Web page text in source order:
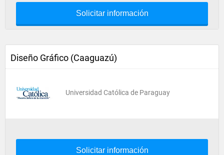
Solicitar información
Diseño Gráfico (Caaguazú)
Universidad Católica de Paraguay
Solicitar información